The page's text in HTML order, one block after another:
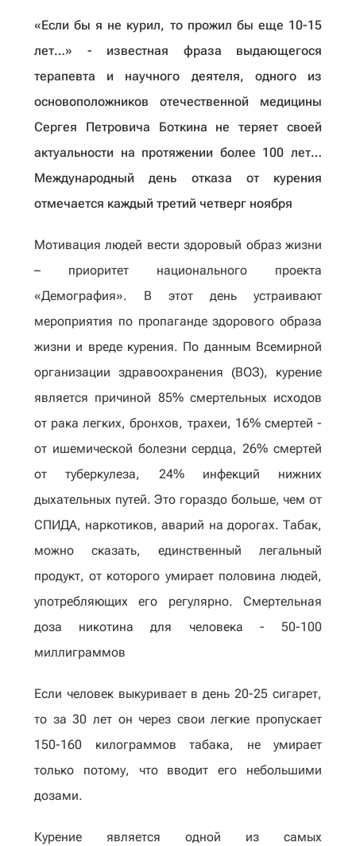
«Если бы я не курил, то прожил бы еще 10-15
лет…» - известная фраза выдающегося
терапевта и научного деятеля, одного из
основоположников отечественной медицины
Сергея Петровича Боткина не теряет своей
актуальности на протяжении более 100 лет…
Международный день отказа от курения
отмечается каждый третий четверг ноября
Мотивация людей вести здоровый образ жизни
– приоритет национального проекта
«Демография». В этот день устраивают
мероприятия по пропаганде здорового образа
жизни и вреде курения. По данным Всемирной
организации здравоохранения (ВОЗ), курение
является причиной 85% смертельных исходов
от рака легких, бронхов, трахеи, 16% смертей -
от ишемической болезни сердца, 26% смертей
от туберкулеза, 24% инфекций нижних
дыхательных путей. Это гораздо больше, чем от
СПИДА, наркотиков, аварий на дорогах. Табак,
можно сказать, единственный легальный
продукт, от которого умирает половина людей,
употребляющих его регулярно. Смертельная
доза никотина для человека - 50-100
миллиграммов
Если человек выкуривает в день 20-25 сигарет,
то за 30 лет он через свои легкие пропускает
150-160 килограммов табака, не умирает
только потому, что вводит его небольшими
дозами.
Курение является одной из самых